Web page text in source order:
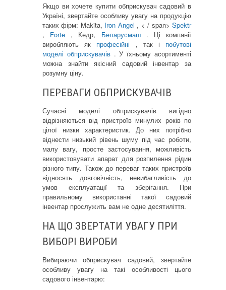
Якщо ви хочете купити обприскувач садовий в
Україні, звертайте особливу увагу на продукцію
таких фірм: Makita, Iron Angel , < / span>Spektr
, Forte , Кедр, Беларусмаш . Ці компанії
виробляють як професійні , так і побутові
моделі обприскувачів . У їхньому асортименті
можна знайти якісний садовий інвентар за
розумну ціну.
ПЕРЕВАГИ ОБПРИСКУВАЧІВ
Сучасні моделі обприскувачів вигідно
відрізняються від пристроїв минулих років по
цілої низки характеристик. До них потрібно
віднести низький рівень шуму під час роботи,
малу вагу, просте застосування, можливість
використовувати апарат для розпилення рідин
різного типу. Також до переваг таких пристроїв
відносять довговічність, невибагливість до
умов експлуатації та зберігання. При
правильному використанні такої садовий
інвентар прослужить вам не одне десятиліття.
НА ЩО ЗВЕРТАТИ УВАГУ ПРИ
ВИБОРІ ВИРОБИ
Вибираючи обприскувач садовий, звертайте
особливу увагу на такі особливості цього
садового інвентарю: